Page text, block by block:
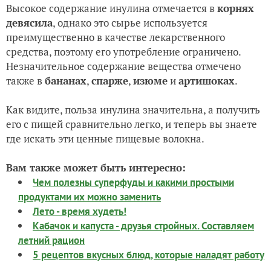
Высокое содержание инулина отмечается вкорнях
девясила, однако это сырье используется
преимущественно в качестве лекарственного
средства, поэтому его употребление ограничено.
Незначительное содержание вещества отмечено
также вбананах,спарже,изюмеиартишоках.
Как видите, польза инулина значительна, а получить
его с пищей сравнительно легко, и теперь вы знаете
где искать эти ценные пищевые волокна.
Вам также может быть интересно:
Чем полезны суперфуды и какими простыми
продуктами их можно заменить
Лето - время худеть!
Кабачок и капуста - друзья стройных. Составляем
летний рацион
5 рецептов вкусных блюд, которые наладят работу